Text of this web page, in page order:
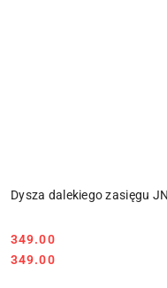
Dysza dalekiego zasięgu
Cena:
349.00
Cena:
349.00